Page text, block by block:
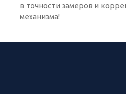
в точности замеров и
механизма!